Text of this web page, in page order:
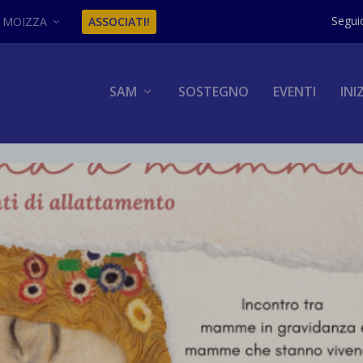
MOIZZA ASSOCIATI!
SAM SOSTEGNO EVENTI